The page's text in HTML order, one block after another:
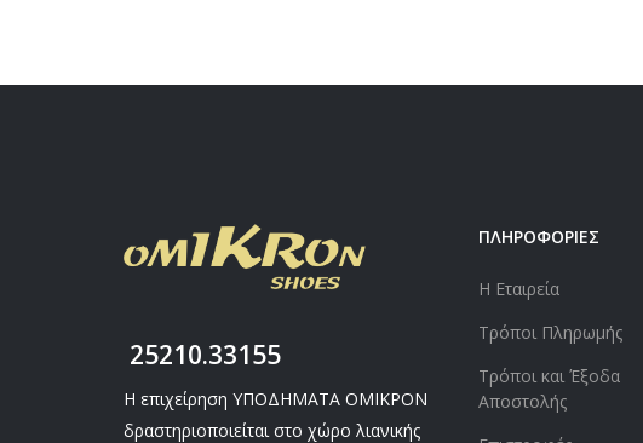
25210.33155
Η επιχείρηση ΥΠΟΔΗΜΑΤΑ ΟΜΙΚΡΟΝ
δραστηριοποιείται στο χώρο λιανικής
ΠΛΗΡΟΦΟΡΙΕΣ
Η Εταιρεία
Τρόποι Πληρωμής
Τρόποι και Έξοδα
Αποστολής